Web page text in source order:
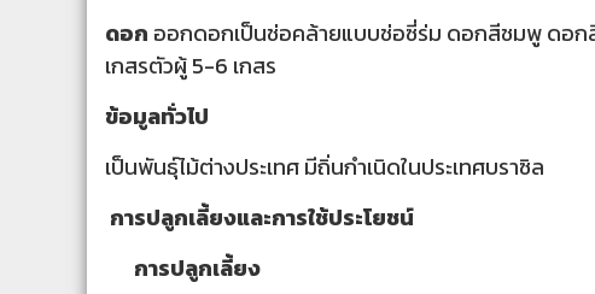
ดอก ออกดอกเป็นช่อคล้ายแบบช่อซี่ร่ม ดอกสีชมพู ดอ
เกสรตัวผู้ 5-6 เกสร
ข้อมูลทั่วไป
เป็นพันธุ์ไม้ต่างประเทศ มีถิ่นกำเนิดในประเทศบราซิล
การปลูกเลี้ยงและการใช้ประโยชน์
การปลูกเลี้ยง